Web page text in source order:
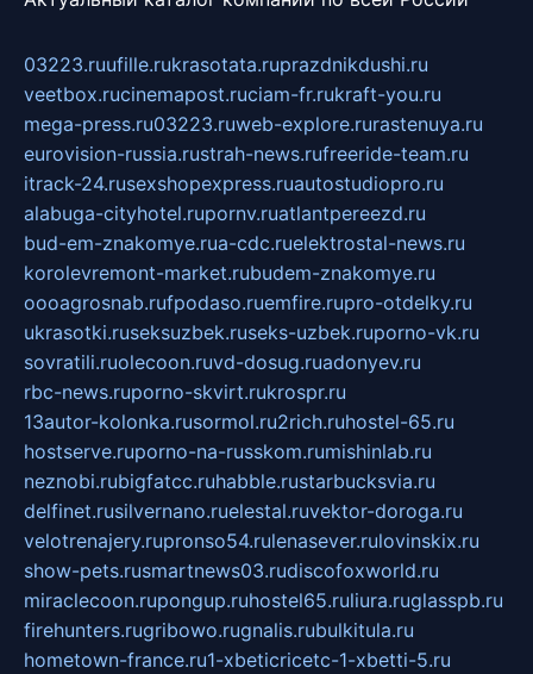
03223.ruufille.rukrasotata.ruprazdnikdushi.ru
veetbox.rucinemapost.ruciam-fr.rukraft-you.ru
mega-press.ru03223.ruweb-explore.rurastenuya.ru
eurovision-russia.rustrah-news.rufreeride-team.ru
itrack-24.rusexshopexpress.ruautostudiopro.ru
alabuga-cityhotel.rupornv.ruatlantpereezd.ru
bud-em-znakomye.rua-cdc.ruelektrostal-news.ru
korolevremont-market.rubudem-znakomye.ru
oooagrosnab.rufpodaso.ruemfire.rupro-otdelky.ru
ukrasotki.ruseksuzbek.ruseks-uzbek.ruporno-vk.ru
sovratili.ruolecoon.ruvd-dosug.ruadonyev.ru
rbc-news.ruporno-skvirt.rukrospr.ru
13autor-kolonka.rusormol.ru2rich.ruhostel-65.ru
hostserve.ruporno-na-russkom.rumishinlab.ru
neznobi.rubigfatcc.ruhabble.rustarbucksvia.ru
delfinet.rusilvernano.ruelestal.ruvektor-doroga.ru
velotrenajery.rupronso54.rulenasever.rulovinskix.ru
show-pets.rusmartnews03.rudiscofoxworld.ru
miraclecoon.rupongup.ruhostel65.ruliura.ruglasspb.ru
firehunters.rugribowo.rugnalis.rubulkitula.ru
hometown-france.ru1-xbeticricetc-1-xbetti-5.ru